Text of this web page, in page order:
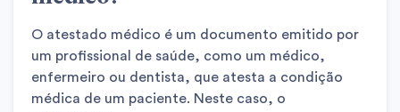
O atestado médico é um documento emitido por
um profissional de saúde, como um médico,
enfermeiro ou dentista, que atesta a condição
médica de um paciente. Neste caso, o